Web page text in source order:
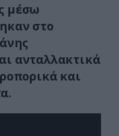
μέσω
στο
ανταλλακτικά
και